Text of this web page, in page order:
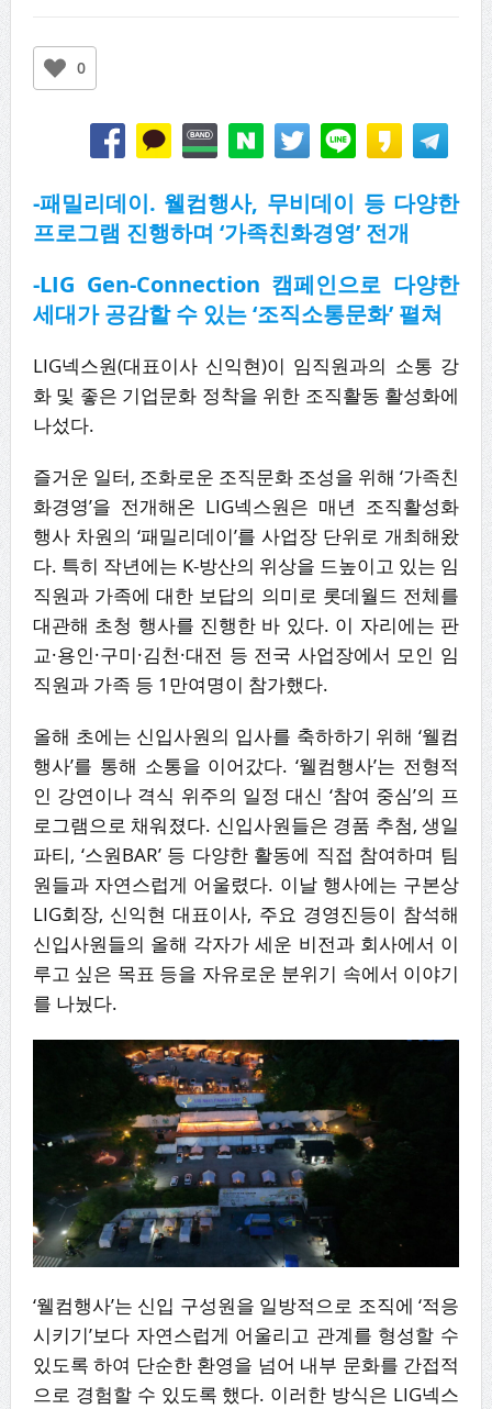
0
-패밀리데이. 웰컴행사, 무비데이 등 다양한
프로그램 진행하며 ‘가족친화경영’ 전개
-LIG Gen-Connection 캠페인으로 다양한
세대가 공감할 수 있는 ‘조직소통문화’ 펼쳐
LIG넥스원(대표이사 신익현)이 임직원과의 소통 강
화 및 좋은 기업문화 정착을 위한 조직활동 활성화에
나섰다.
즐거운 일터, 조화로운 조직문화 조성을 위해 ‘가족친
화경영’을 전개해온 LIG넥스원은 매년 조직활성화
행사 차원의 ‘패밀리데이’를 사업장 단위로 개최해왔
다. 특히 작년에는 K-방산의 위상을 드높이고 있는 임
직원과 가족에 대한 보답의 의미로 롯데월드 전체를
대관해 초청 행사를 진행한 바 있다. 이 자리에는 판
교·용인·구미·김천·대전 등 전국 사업장에서 모인 임
직원과 가족 등 1만여명이 참가했다.
올해 초에는 신입사원의 입사를 축하하기 위해 ‘웰컴
행사’를 통해 소통을 이어갔다. ‘웰컴행사’는 전형적
인 강연이나 격식 위주의 일정 대신 ‘참여 중심’의 프
로그램으로 채워졌다. 신입사원들은 경품 추첨, 생일
파티, ‘스원BAR’ 등 다양한 활동에 직접 참여하며 팀
원들과 자연스럽게 어울렸다. 이날 행사에는 구본상
LIG회장, 신익현 대표이사, 주요 경영진등이 참석해
신입사원들의 올해 각자가 세운 비전과 회사에서 이
루고 싶은 목표 등을 자유로운 분위기 속에서 이야기
를 나눴다.
‘웰컴행사’는 신입 구성원을 일방적으로 조직에 ‘적응
시키기’보다 자연스럽게 어울리고 관계를 형성할 수
있도록 하여 단순한 환영을 넘어 내부 문화를 간접적
으로 경험할 수 있도록 했다. 이러한 방식은 LIG넥스